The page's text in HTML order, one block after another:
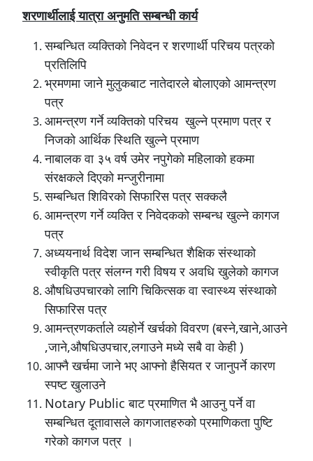
शरणार्थीलाई यात्रा अनुमति सम्बन्धी कार्य
सम्बन्धित व्यक्तिको निवेदन र शरणार्थी परिचय पत्रको
प्रतिलिपि
भ्रमणमा जाने मुलुकबाट नातेदारले बोलाएको आमन्त्रण
पत्र
आमन्त्रण गर्ने व्यक्तिको परिचय खुल्ने प्रमाण पत्र र
निजको आर्थिक स्थिति खुल्ने प्रमाण
नाबालक वा ३५ वर्ष उमेर नपुगेको महिलाको हकमा
संरक्षकले दिएको मन्जुरीनामा
सम्बन्धित शिविरको सिफारिस पत्र सक्कलै
आमन्त्रण गर्ने व्यक्ति र निवेदकको सम्बन्ध खुल्ने कागज
पत्र
अध्ययनार्थ विदेश जान सम्बन्धित शैक्षिक संस्थाको
स्वीकृति पत्र संलग्न गरी विषय र अवधि खुलेको कागज
औषधिउपचारको लागि चिकित्सक वा स्वास्थ्य संस्थाको
सिफारिस पत्र
आमन्त्रणकर्ताले व्यहोर्ने खर्चको विवरण (बस्ने,खाने,आउने
,जाने,औषधिउपचार,लगाउने मध्ये सबै वा केही )
आफ्नै खर्चमा जाने भए आफ्नो हैसियत र जानुपर्ने कारण
स्पष्ट खुलाउने
Notary Public बाट प्रमाणित भै आउनु पर्ने वा
सम्बन्धित दूतावासले कागजातहरुको प्रमाणिकता पुष्टि
गरेको कागज पत्र ।